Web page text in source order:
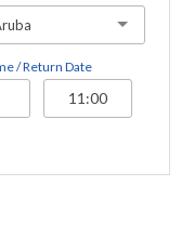
/ Return Date